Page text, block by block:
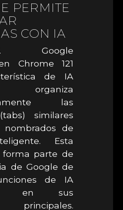
PERMITE
CON IA
23. Google
Chrome 121
de IA
las
similares
de
Esta
forma parte de
de Google de
de IA
en sus
principales.